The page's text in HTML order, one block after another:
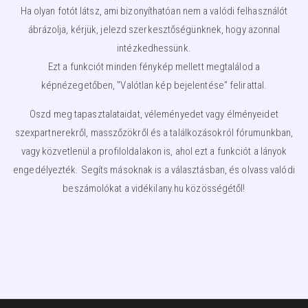
Ha olyan fotót látsz, ami bizonyíthatóan nem a valódi felhasználót
ábrázolja, kérjük, jelezd szerkesztőségünknek, hogy azonnal
intézkedhessünk.
Ezt a funkciót minden fénykép mellett megtalálod a
képnézegetőben, "Valótlan kép bejelentése" felirattal.
Oszd meg tapasztalataidat, véleményedet vagy élményeidet
szexpartnerekről, masszőzökről és a találkozásokról fórumunkban,
vagy közvetlenül a profiloldalakon is, ahol ezt a funkciót a lányok
engedélyezték. Segíts másoknak is a választásban, és olvass valódi
beszámolókat a vidékilany.hu közösségétől!